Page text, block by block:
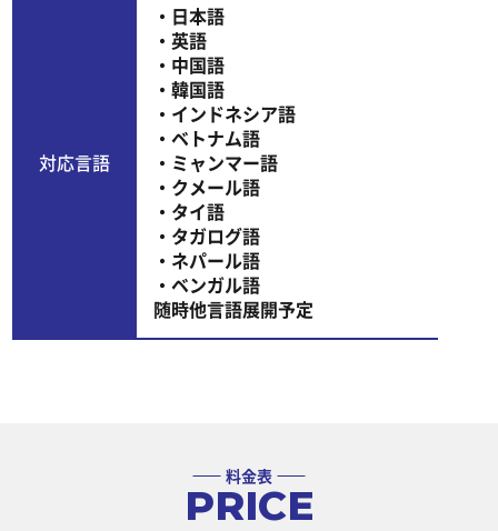
対応言語
・日本語
・英語
・中国語
・韓国語
・インドネシア語
・ベトナム語
・ミャンマー語
・クメール語
・タイ語
・タガログ語
・ネパール語
・ベンガル語
随時他言語展開予定
料金表
PRICE